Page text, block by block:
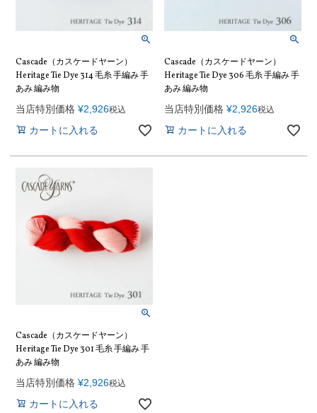
Cascade（カスケードヤーン）
Heritage Tie Dye 314 毛糸 手編み 手
あみ 編み物
当店特別価格 ¥2,926税込
カートに入れる
Cascade（カスケードヤーン）
Heritage Tie Dye 306 毛糸 手編み 手
あみ 編み物
当店特別価格 ¥2,926税込
カートに入れる
Cascade（カスケードヤーン）
Heritage Tie Dye 301 毛糸 手編み 手
あみ 編み物
当店特別価格 ¥2,926税込
カートに入れる